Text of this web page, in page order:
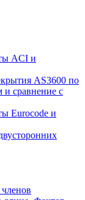
ACI и
AS3600 по
и сравнение с
Eurocode и